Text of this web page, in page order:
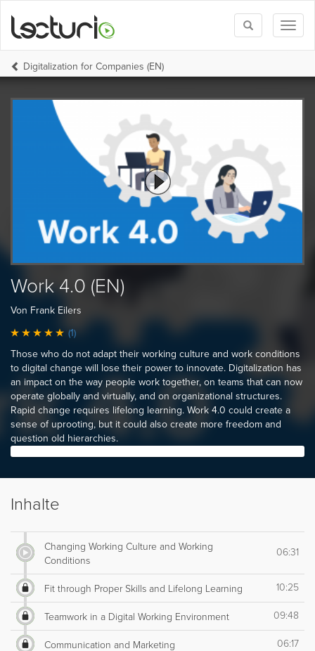
Toggle
search
Digitalization for Companies (EN)
Work 4.0 (EN)
Von Frank Eilers
(1)
Those who do not adapt their working culture and work conditions
to digital change will lose their power to innovate. Digitalization has
an impact on the way people work together, on teams that can now
operate globally and virtually, and on organizational structures.
Rapid change requires lifelong learning. Work 4.0 could create a
sense of uprooting, but it could also create more freedom and
question old hierarchies.
Inhalte
Changing Working Culture and Working
Conditions
06:31
Fit through Proper Skills and Lifelong Learning 10:25
Teamwork in a Digital Working Environment 09:48
Communication and Marketing 06:17